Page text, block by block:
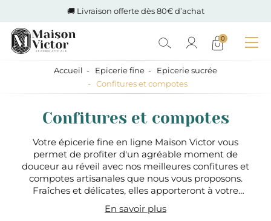
🚚 Livraison offerte dès 80€ d’achat
0
Accueil Epicerie fine
Epicerie sucrée
Confitures et compotes
Confitures et compotes
Votre épicerie fine en ligne Maison Victor vous
permet de profiter d'un agréable moment de
douceur au réveil avec nos meilleures confitures et
compotes artisanales que nous vous proposons.
Fraîches et délicates, elles apporteront à votre
journée satisfaction et bonheur ! Chareyrade est
une marque avec une gamme très importante de
En savoir plus